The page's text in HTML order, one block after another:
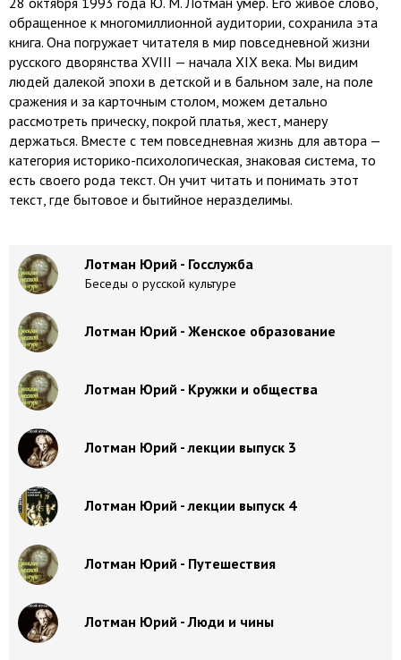
обращенное к многомиллионной аудитории, сохранила эта
книга. Она погружает читателя в мир повседневной жизни
русского дворянства XVIII — начала XIX века. Мы видим
людей далекой эпохи в детской и в бальном зале, на поле
сражения и за карточным столом, можем детально
рассмотреть прическу, покрой платья, жест, манеру
держаться. Вместе с тем повседневная жизнь для автора —
категория историко-психологическая, знаковая система, то
есть своего рода текст. Он учит читать и понимать этот
текст, где бытовое и бытийное неразделимы.
Лотман Юрий - Госслужба
Беседы о русской культуре
Лотман Юрий - Женское образование
Лотман Юрий - Кружки и общества
Лотман Юрий - лекции выпуск 3
Лотман Юрий - лекции выпуск 4
Лотман Юрий - Путешествия
Лотман Юрий - Люди и чины